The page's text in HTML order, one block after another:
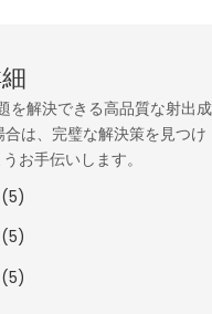
を解決できる高品質な射出成
は、完璧な解決策を見つけ
お手伝いします。